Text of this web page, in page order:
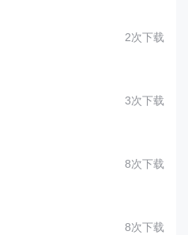
2次下载
3次下载
8次下载
8次下载